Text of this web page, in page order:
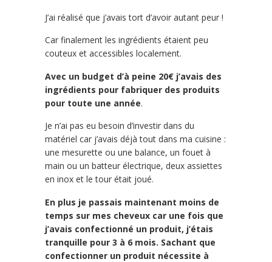
J’ai réalisé que j’avais tort d’avoir autant peur !
Car finalement les ingrédients étaient peu
couteux et accessibles localement.
Avec un budget d’à peine 20€ j’avais des
ingrédients pour fabriquer des produits
pour toute une année.
Je n’ai pas eu besoin d’investir dans du
matériel car j’avais déjà tout dans ma cuisine :
une mesurette ou une balance, un fouet à
main ou un batteur électrique, deux assiettes
en inox et le tour était joué.
En plus je passais maintenant moins de
temps sur mes cheveux car une fois que
j’avais confectionné un produit, j’étais
tranquille pour 3 à 6 mois. Sachant que
confectionner un produit nécessite à